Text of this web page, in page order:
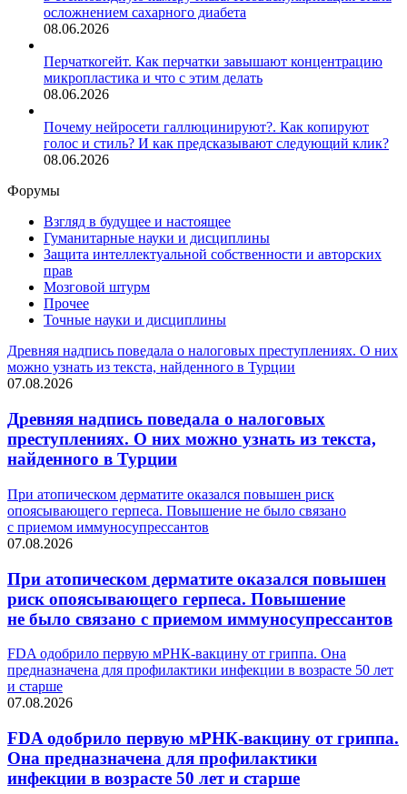
осложнением сахарного диабета
08.06.2026
Перчаткогейт. Как перчатки завышают концентрацию
микропластика и что с этим делать
08.06.2026
Почему нейросети галлюцинируют?. Как копируют
голос и стиль? И как предсказывают следующий клик?
08.06.2026
Форумы
Взгляд в будущее и настоящее
Гуманитарные науки и дисциплины
Защита интеллектуальной собственности и авторских
прав
Мозговой штурм
Прочее
Точные науки и дисциплины
Древняя надпись поведала о налоговых преступлениях. О них
можно узнать из текста, найденного в Турции
07.08.2026
Древняя надпись поведала о налоговых
преступлениях. О них можно узнать из текста,
найденного в Турции
При атопическом дерматите оказался повышен риск
опоясывающего герпеса. Повышение не было связано
с приемом иммуносупрессантов
07.08.2026
При атопическом дерматите оказался повышен
риск опоясывающего герпеса. Повышение
не было связано с приемом иммуносупрессантов
FDA одобрило первую мРНК-вакцину от гриппа. Она
предназначена для профилактики инфекции в возрасте 50 лет
и старше
07.08.2026
FDA одобрило первую мРНК-вакцину от гриппа.
Она предназначена для профилактики
инфекции в возрасте 50 лет и старше